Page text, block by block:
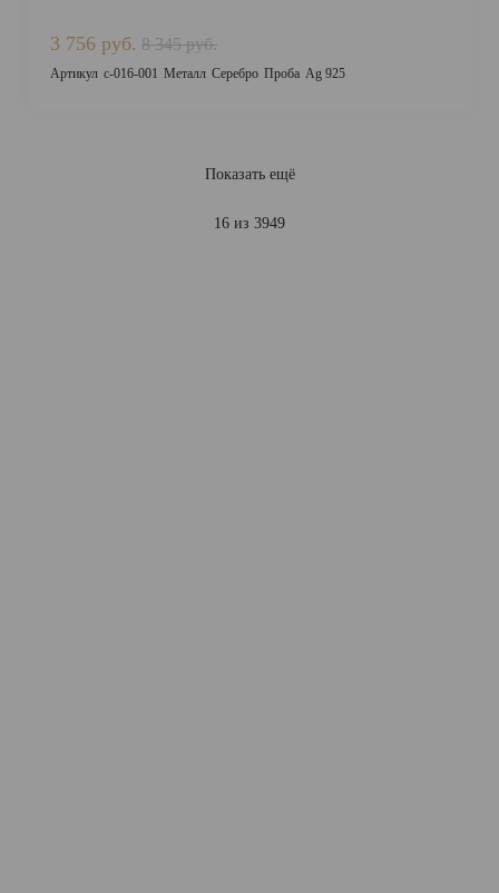
3 756 руб. 8 345 руб.
Артикул с-016-001 Металл Серебро Проба Ag 925
Показать ещё
16 из 3949